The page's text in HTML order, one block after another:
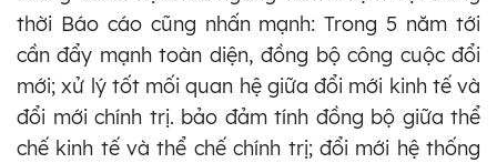
thời Báo cáo cũng nhấn mạnh: Trong 5 năm tới
cần đẩy mạnh toàn diện, đồng bộ công cuộc đổi
mới; xử lý tốt mối quan hệ giữa đổi mới kinh tế và
đổi mới chính trị. bảo đảm tính đồng bộ giữa thể
chế kinh tế và thể chế chính trị; đổi mới hệ thống